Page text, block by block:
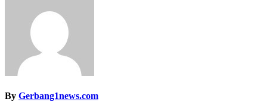
By Gerbang1news.com